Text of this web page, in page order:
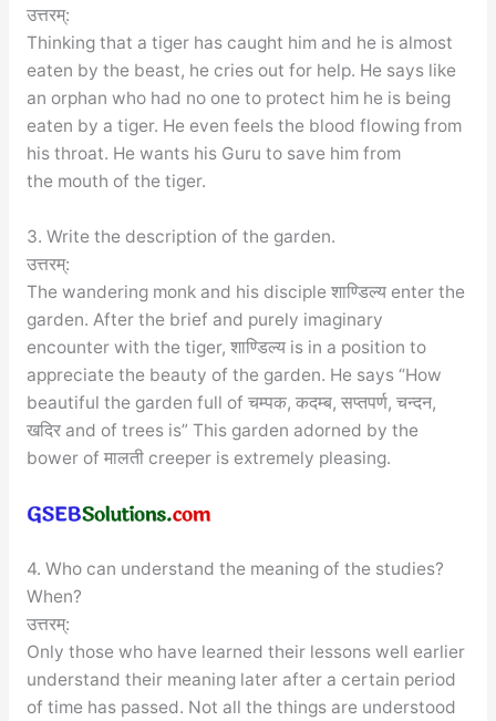
उत्तरम्:
Thinking that a tiger has caught him and he is almost
eaten by the beast, he cries out for help. He says like
an orphan who had no one to protect him he is being
eaten by a tiger. He even feels the blood flowing from
his throat. He wants his Guru to save him from
the mouth of the tiger.
3. Write the description of the garden.
उत्तरम्:
The wandering monk and his disciple शाण्डिल्य enter the
garden. After the brief and purely imaginary
encounter with the tiger, शाण्डिल्य is in a position to
appreciate the beauty of the garden. He says “How
beautiful the garden full of चम्पक, कदम्ब, सप्तपर्ण, चन्दन,
खदिर and of trees is” This garden adorned by the
bower of मालती creeper is extremely pleasing.
4. Who can understand the meaning of the studies?
When?
उत्तरम्:
Only those who have learned their lessons well earlier
understand their meaning later after a certain period
of time has passed. Not all the things are understood